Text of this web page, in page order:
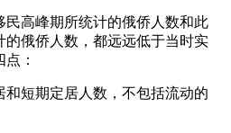
民高峰期所统计的俄侨人数和此
的俄侨人数，都远远低于当时实
：
短期定居人数，不包括流动的